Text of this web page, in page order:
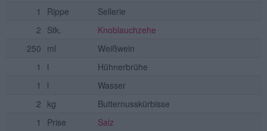
1
Rippe
Sellerie
2 Stk.
Knoblauchzehe
250 ml
Weißwein
1
l
Hühnerbrühe
1
l
Wasser
2 kg
Butternusskürbisse
1
Prise
Salz